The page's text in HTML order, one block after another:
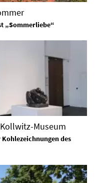
„Sommerliebe“
Museum
des